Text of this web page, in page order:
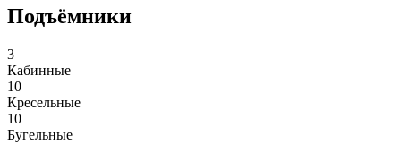
Подъёмники
3
Кабинные
10
Кресельные
10
Бугельные